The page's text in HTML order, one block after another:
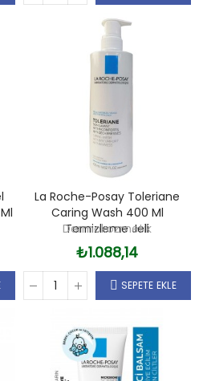
La Roche-Posay Toleriane
Caring Wash 400 Ml
Temizleme Jeli
Dermokozmetik
₺1.088,14
SEPETE EKLE